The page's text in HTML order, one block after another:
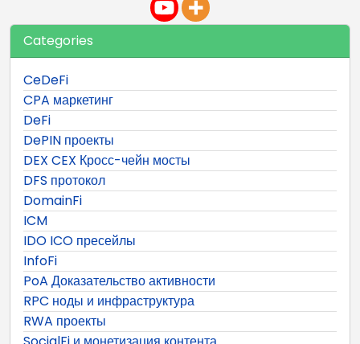
Categories
CeDeFi
CPA маркетинг
DeFi
DePIN проекты
DEX CEX Кросс-чейн мосты
DFS протокол
DomainFi
ICM
IDO ICO пресейлы
InfoFi
PoA Доказательство активности
RPC ноды и инфраструктура
RWA проекты